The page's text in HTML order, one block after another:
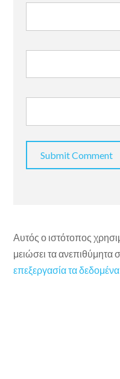
Αυτός ο ιστότοπος
μειώσει τα ανεπιθύμητα
επεξεργασία τα